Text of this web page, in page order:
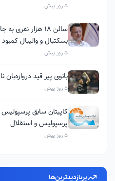
5 روز پیش
بسکتبال و والیبال
5 روز پیش
بانوی پیر قید
5 روز پیش
کاپیتان سابق
پرسپولیس و استقلال
5 روز پیش
پربازدیدترین‌ها